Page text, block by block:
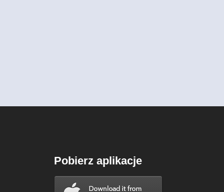
Pobierz aplikacje